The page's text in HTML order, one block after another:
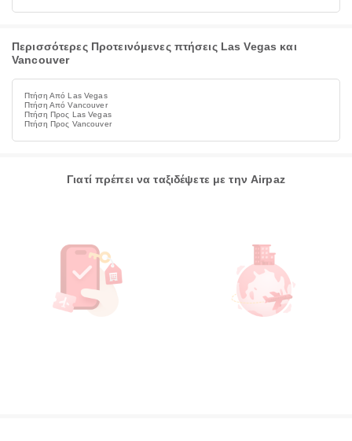
Περισσότερες Προτεινόμενες πτήσεις Las Vegas και
Vancouver
Πτήση Από Las Vegas
Πτήση Από Vancouver
Πτήση Προς Las Vegas
Πτήση Προς Vancouver
Γιατί πρέπει να ταξιδέψετε με την Airpaz